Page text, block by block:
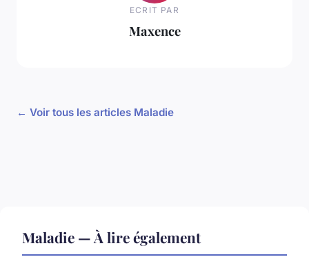
ECRIT PAR
Maxence
← Voir tous les articles Maladie
Maladie — À lire également